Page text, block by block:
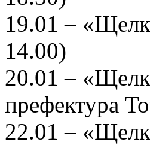
19.01 –
14.00)
20.01 –
префектура
22.01 –